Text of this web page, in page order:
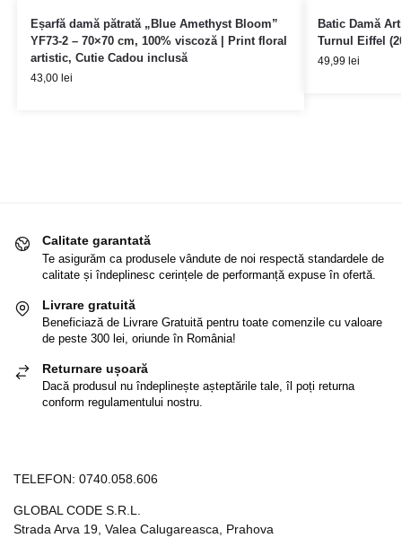
Eșarfă damă pătrată „Blue Amethyst Bloom”
YF73-2 – 70×70 cm, 100% viscoză | Print floral
artistic, Cutie Cadou inclusă
43,00 lei
Batic Damă
Turnul Eiffel
49,99 lei
Calitate garantată
Te asigurăm ca produsele vândute de noi respectă standardele de
calitate și îndeplinesc cerințele de performanță expuse în ofertă.
Livrare gratuită
Beneficiază de Livrare Gratuită pentru toate comenzile cu valoare
de peste 300 lei, oriunde în România!
Returnare ușoară
Dacă produsul nu îndeplinește așteptările tale, îl poți returna
conform regulamentului nostru.
TELEFON: 0740.058.606
GLOBAL CODE S.R.L.
Strada Arva 19, Valea Calugareasca, Prahova